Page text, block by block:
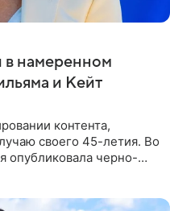
намеренном
и Кейт
контента,
своего 45-летия. Во
опубликовала черно-